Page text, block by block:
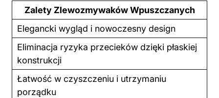
Zalety Zlewozmywaków Wpuszczanych
Elegancki wygląd i nowoczesny design
Eliminacja ryzyka przecieków dzięki płaskiej
konstrukcji
Łatwość w czyszczeniu i utrzymaniu
porządku